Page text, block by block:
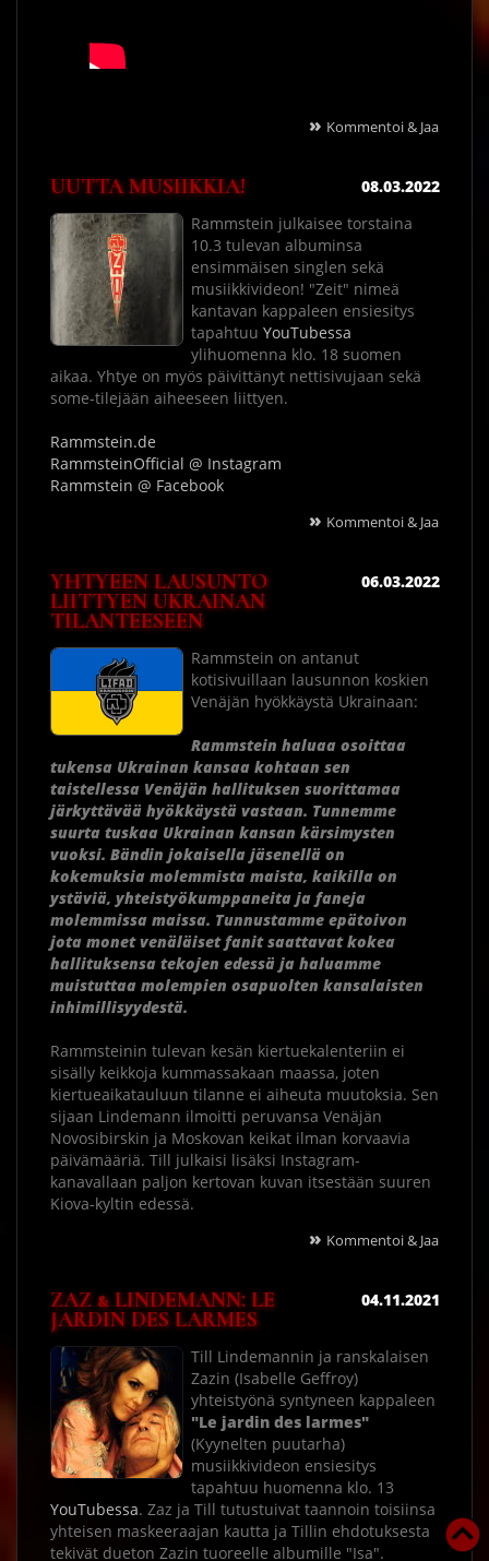
» Kommentoi & Jaa
UUTTA MUSIIKKIA!
08.03.2022
Rammstein julkaisee torstaina
10.3 tulevan albuminsa
ensimmäisen singlen sekä
musiikkivideon! "Zeit" nimeä
kantavan kappaleen ensiesitys
tapahtuu YouTubessa
ylihuomenna klo. 18 suomen
aikaa. Yhtye on myös päivittänyt nettisivujaan sekä
some-tilejään aiheeseen liittyen.
Rammstein.de
RammsteinOfficial @ Instagram
Rammstein @ Facebook
» Kommentoi & Jaa
YHTYEEN LAUSUNTO
LIITTYEN UKRAINAN
TILANTEESEEN
06.03.2022
Rammstein on antanut
kotisivuillaan lausunnon koskien
Venäjän hyökkäystä Ukrainaan:
Rammstein haluaa osoittaa
tukensa Ukrainan kansaa kohtaan sen
taistellessa Venäjän hallituksen suorittamaa
järkyttävää hyökkäystä vastaan. Tunnemme
suurta tuskaa Ukrainan kansan kärsimysten
vuoksi. Bändin jokaisella jäsenellä on
kokemuksia molemmista maista, kaikilla on
ystäviä, yhteistyökumppaneita ja faneja
molemmissa maissa. Tunnustamme epätoivon
jota monet venäläiset fanit saattavat kokea
hallituksensa tekojen edessä ja haluamme
muistuttaa molempien osapuolten kansalaisten
inhimillisyydestä.
Rammsteinin tulevan kesän kiertuekalenteriin ei
sisälly keikkoja kummassakaan maassa, joten
kiertueaikatauluun tilanne ei aiheuta muutoksia. Sen
sijaan Lindemann ilmoitti peruvansa Venäjän
Novosibirskin ja Moskovan keikat ilman korvaavia
päivämääriä. Till julkaisi lisäksi Instagram-
kanavallaan paljon kertovan kuvan itsestään suuren
Kiova-kyltin edessä.
» Kommentoi & Jaa
ZAZ & LINDEMANN: LE
JARDIN DES LARMES
04.11.2021
Till Lindemannin ja ranskalaisen
Zazin (Isabelle Geffroy)
yhteistyönä syntyneen kappaleen
"Le jardin des larmes"
(Kyynelten puutarha)
musiikkivideon ensiesitys
tapahtuu huomenna klo. 13
YouTubessa. Zaz ja Till tutustuivat taannoin toisiinsa
yhteisen maskeeraajan kautta ja Tillin ehdotuksesta
tekivät dueton Zazin tuoreelle albumille "Isa".